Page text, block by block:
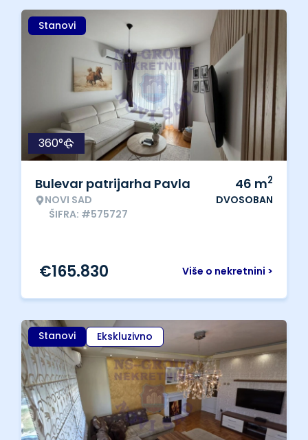
Stanovi
360°
Bulevar patrijarha Pavla
NOVI SAD
ŠIFRA: #575727
46 m2
DVOSOBAN
Više o nekretnini >
€165.830
Stanovi Ekskluzivno